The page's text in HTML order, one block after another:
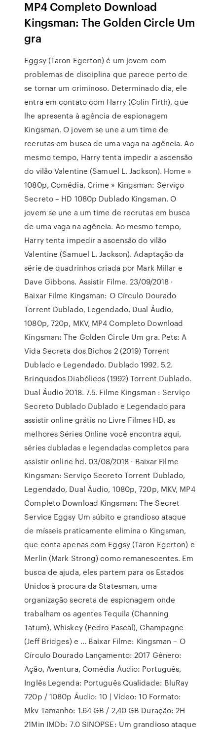
MP4 Completo Download
Kingsman: The Golden Circle Um
gra
Eggsy (Taron Egerton) é um jovem com
problemas de disciplina que parece perto de
se tornar um criminoso. Determinado dia, ele
entra em contato com Harry (Colin Firth), que
lhe apresenta à agência de espionagem
Kingsman. O jovem se une a um time de
recrutas em busca de uma vaga na agência. Ao
mesmo tempo, Harry tenta impedir a ascensão
do vilão Valentine (Samuel L. Jackson). Home »
1080p, Comédia, Crime » Kingsman: Serviço
Secreto – HD 1080p Dublado Kingsman. O
jovem se une a um time de recrutas em busca
de uma vaga na agência. Ao mesmo tempo,
Harry tenta impedir a ascensão do vilão
Valentine (Samuel L. Jackson). Adaptação da
série de quadrinhos criada por Mark Millar e
Dave Gibbons. Assistir Filme. 23/09/2018 ·
Baixar Filme Kingsman: O Círculo Dourado
Torrent Dublado, Legendado, Dual Áudio,
1080p, 720p, MKV, MP4 Completo Download
Kingsman: The Golden Circle Um gra. Pets: A
Vida Secreta dos Bichos 2 (2019) Torrent
Dublado e Legendado. Dublado 1992. 5.2.
Brinquedos Diabólicos (1992) Torrent Dublado.
Dual Áudio 2018. 7.5. Filme Kingsman : Serviço
Secreto Dublado Dublado e Legendado para
assistir online grátis no Livre Filmes HD, as
melhores Séries Online você encontra aqui,
séries dubladas e legendadas completos para
assistir online hd. 03/08/2018 · Baixar Filme
Kingsman: Serviço Secreto Torrent Dublado,
Legendado, Dual Áudio, 1080p, 720p, MKV, MP4
Completo Download Kingsman: The Secret
Service Eggsy Um súbito e grandioso ataque
de mísseis praticamente elimina o Kingsman,
que conta apenas com Eggsy (Taron Egerton) e
Merlin (Mark Strong) como remanescentes. Em
busca de ajuda, eles partem para os Estados
Unidos à procura da Statesman, uma
organização secreta de espionagem onde
trabalham os agentes Tequila (Channing
Tatum), Whiskey (Pedro Pascal), Champagne
(Jeff Bridges) e … Baixar Filme: Kingsman – O
Círculo Dourado Lançamento: 2017 Gênero:
Ação, Aventura, Comédia Áudio: Português,
Inglês Legenda: Português Qualidade: BluRay
720p / 1080p Áudio: 10 | Vídeo: 10 Formato:
Mkv Tamanho: 1.64 GB / 2,40 GB Duração: 2H
21Min IMDb: 7.0 SINOPSE: Um grandioso ataque